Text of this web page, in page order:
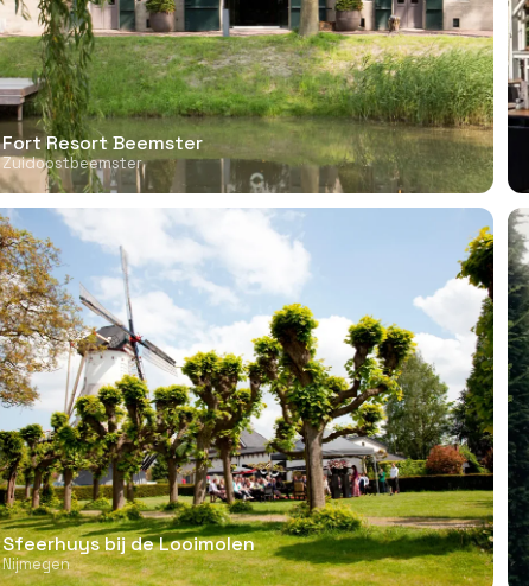
Fort Resort Beemster
Zuidoostbeemster
Sfeerhuys bij de Looimolen
Nijmegen